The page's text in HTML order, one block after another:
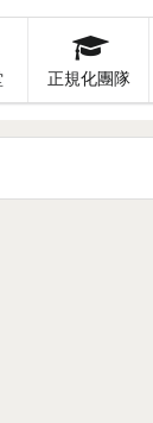
正規化團隊